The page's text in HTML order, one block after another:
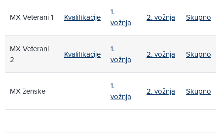
MX Veterani 1 Kvalifikacije
1.
vožnja
2. vožnja Skupno
MX Veterani
2
Kvalifikacije
1.
vožnja
2. vožnja Skupno
MX ženske
1.
vožnja
2. vožnja Skupno